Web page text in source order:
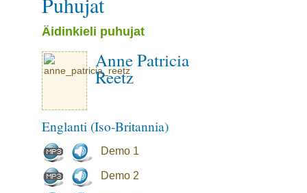
Äidinkieli puhujat
Anne Patricia
Reetz
Englanti (Iso-Britannia)
Demo 1
Demo 2